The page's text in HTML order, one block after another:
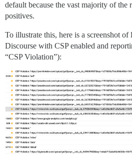
default because the vast majority of the
positives.
To illustrate this, here is a screenshot
Discourse with CSP enabled and
“CSP Violation”):